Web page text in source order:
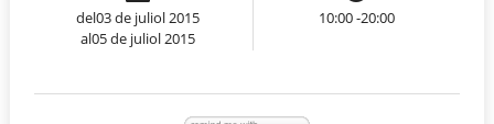
del03 de juliol 2015
al05 de juliol 2015
10:00 -20:00